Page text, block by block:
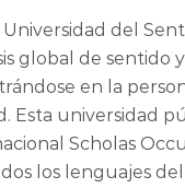
del
global de
en la
Esta universidad
Scholas
los lenguajes